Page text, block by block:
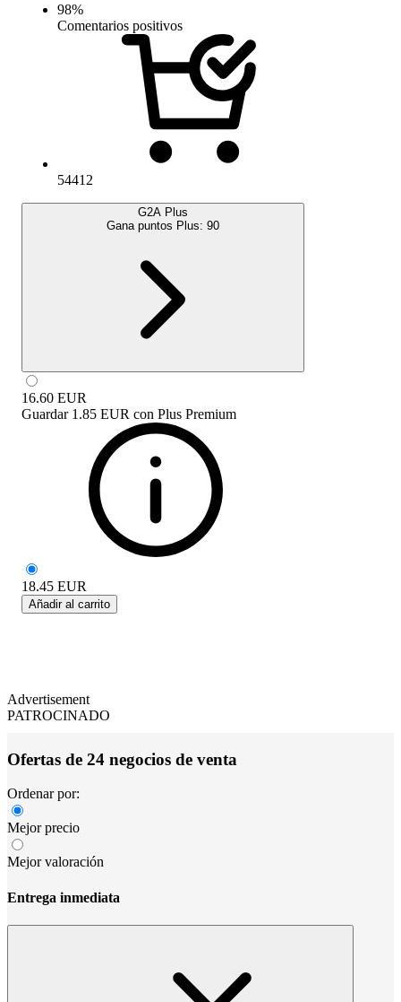
98%
Comentarios positivos
54412
G2A Plus
Gana puntos Plus: 90
16.60 EUR
Guardar 1.85 EUR con Plus Premium
18.45 EUR
Añadir al carrito
Advertisement
PATROCINADO
Ofertas de 24 negocios de venta
Ordenar por:
Mejor precio
Mejor valoración
Entrega inmediata